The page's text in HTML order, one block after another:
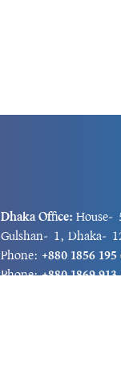
Dhaka Office:
Gulshan-1, Dhaka-
Phone: +880 1856 195
Phone:+880 1869 913